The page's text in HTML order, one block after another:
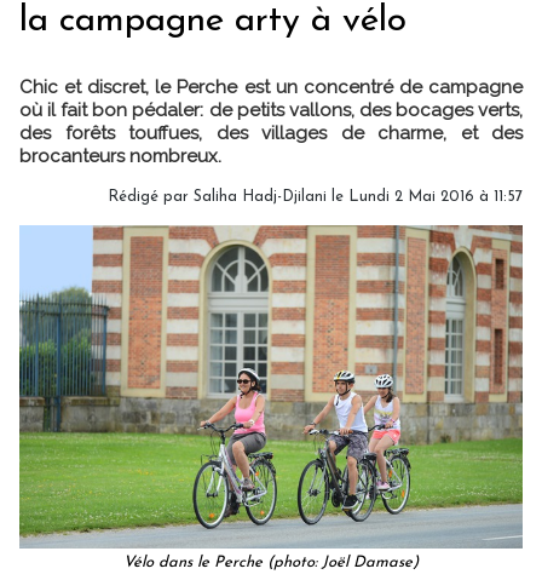
la campagne arty à vélo
Chic et discret, le Perche est un concentré de campagne
où il fait bon pédaler: de petits vallons, des bocages verts,
des forêts touffues, des villages de charme, et des
brocanteurs nombreux.
Rédigé par Saliha Hadj-Djilani le Lundi 2 Mai 2016 à 11:57
Vélo dans le Perche (photo: Joël Damase)